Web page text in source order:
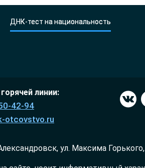
ДНК-тест на национальность
линии:
42-94
otcovstvo.ru
ул. Максима